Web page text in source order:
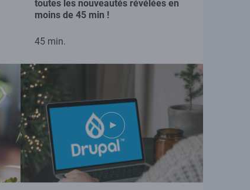
toutes les nouveautés révélées en
moins de 45 min !
45 min.